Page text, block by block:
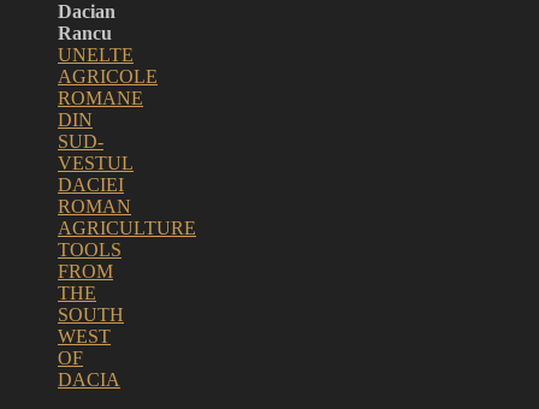
Dacian
Rancu
UNELTE
AGRICOLE
ROMANE
DIN
SUD-
VESTUL
DACIEI
ROMAN
AGRICULTURE
TOOLS
FROM
THE
SOUTH
WEST
OF
DACIA